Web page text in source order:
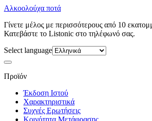
Αλκοολούχα ποτά
Γίνετε μέλος με περισσότερους από 10
Κατεβάστε το Listonic στο τηλέφωνό σας.
Select language
Προϊόν
Έκδοση Ιστού
Χαρακτηριστικά
Συχνές Ερωτήσεις
Κοινότητα Μετάφρασης